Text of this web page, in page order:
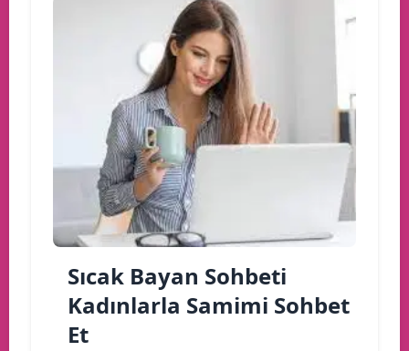
Sıcak Bayan Sohbeti
Kadınlarla Samimi Sohbet
Et